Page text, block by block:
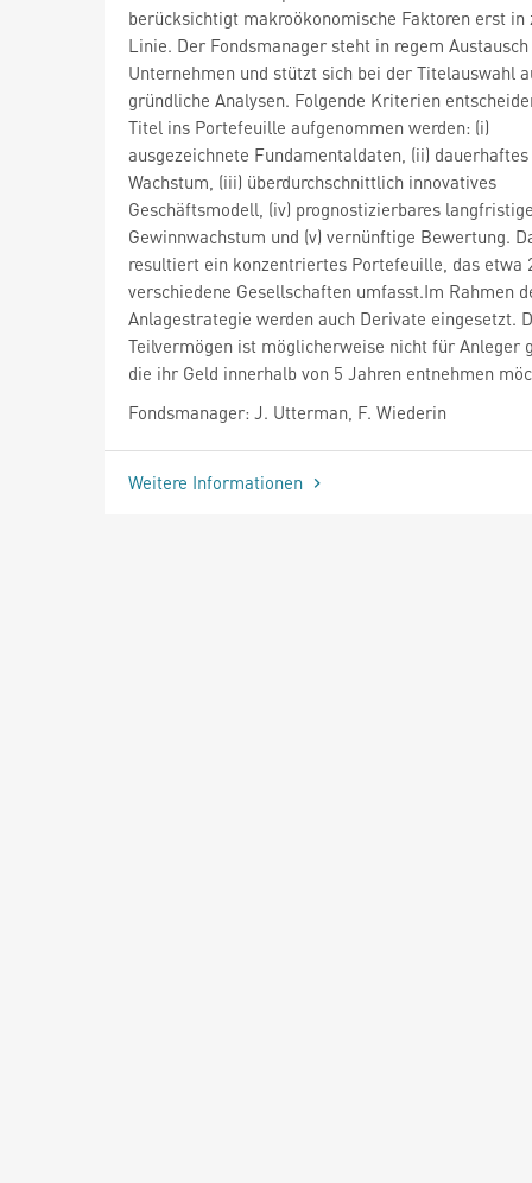
berücksichtigt makroökonomische Faktoren erst in
Linie. Der Fondsmanager steht in regem
Unternehmen und stützt sich bei der Titelauswahl
gründliche Analysen. Folgende Kriterien
Titel ins Portefeuille aufgenommen werden: (i)
ausgezeichnete Fundamentaldaten, (ii) dauerhaftes
Wachstum, (iii) überdurchschnittlich innovatives
Geschäftsmodell, (iv) prognostizierbares
Gewinnwachstum und (v) vernünftige Bewertung.
resultiert ein konzentriertes Portefeuille, das etwa
verschiedene Gesellschaften umfasst.Im Rahmen
Anlagestrategie werden auch Derivate eingesetzt.
Teilvermögen ist möglicherweise nicht für Anleger
die ihr Geld innerhalb von 5 Jahren entnehmen
Fondsmanager: J. Utterman, F. Wiederin
Weitere Informationen